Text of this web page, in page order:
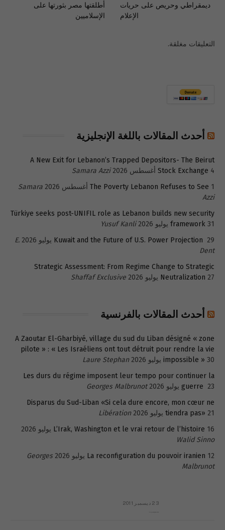
ديمقراطي وحريص على حريات
الإعلام
أطلقتها مصر بثورتها على
الإسلاميين
التعليقات مغلقة.
أحدث المقالات باللغة الإنجليزية
A New Exit for Lebanon’s Trapped Depositors- The Beirut
Stock Exchange 4 أغسطس 2026
Samara Azzi
The Poverty Lebanon Refuses to See 1 أغسطس 2026
Samara
Azzi
Türkiye seeks post-UNIFIL role as Lebanon builds new security
framework 31 يوليو 2026
Yusuf Kanli
Kuwait and the Future of U.S. Power Projection 29 يوليو 2026
E.
Dent
Strategic Assessment: From Regime Change to Strategic
Neutralization 27 يوليو 2026 Shaffaf Exclusive
أحدث المقالات بالفرنسية
A Zaoutar El-Gharbiyé, village du sud du Liban désigné « zone
pilote » : « Les Israéliens ont tout détruit pour rendre la vie
impossible » 30 يوليو 2026
Laure Stephan
Les durs du régime imposent leur tempo pour continuer la
guerre 23 يوليو 2026
Georges Malbrunot
Disparus du Sud-Liban «Si cela dure encore, mon cœur ne
tiendra pas» 21 يوليو 2026
Libération
L’Irak, Washington et le vrai retour de l’histoire 16 يوليو 2026
Walid Sinno
La reconfiguration du pouvoir iranien 12 يوليو 2026
Georges
Malbrunot
23 ديسمبر 2011